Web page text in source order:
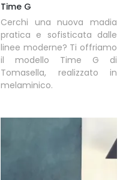
Time G
Cerchi una nuova madia
pratica e sofisticata dalle
linee moderne? Ti offriamo
il modello Time G di
Tomasella, realizzato in
melaminico.